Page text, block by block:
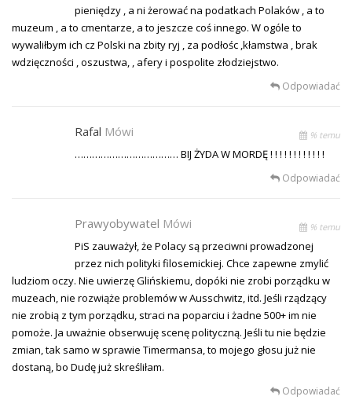
pieniędzy , a ni żerować na podatkach Polaków , a to
muzeum , a to cmentarze, a to jeszcze coś innego. W ogóle to
wywaliłbym ich cz Polski na zbity ryj , za podłośc ,kłamstwa , brak
wdzięczności , oszustwa, , afery i pospolite złodziejstwo.
Odpowiadać
Rafal Mówi % temu
……………………………… BIJ ŻYDA W MORDĘ ! ! ! ! ! ! ! ! ! ! ! !
Odpowiadać
Prawyobywatel Mówi % temu
PiS zauważył, że Polacy są przeciwni prowadzonej
przez nich polityki filosemickiej. Chce zapewne zmylić
ludziom oczy. Nie uwierzę Glińskiemu, dopóki nie zrobi porządku w
muzeach, nie rozwiąże problemów w Ausschwitz, itd. Jeśli rządzący
nie zrobią z tym porządku, straci na poparciu i żadne 500+ im nie
pomoże. Ja uważnie obserwuję scenę polityczną. Jeśli tu nie będzie
zmian, tak samo w sprawie Timermansa, to mojego głosu już nie
dostaną, bo Dudę już skreśliłam.
Odpowiadać